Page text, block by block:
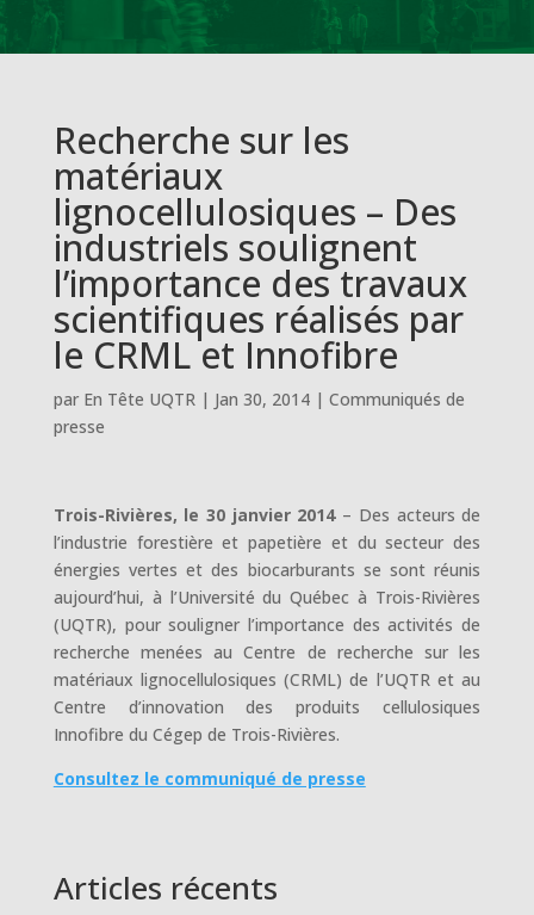
Recherche sur les
matériaux
lignocellulosiques – Des
industriels soulignent
l’importance des travaux
scientifiques réalisés par
le CRML et Innofibre
par En Tête UQTR| Jan 30, 2014| Communiqués de
presse
Trois-Rivières, le 30 janvier 2014– Des acteurs de
l’industrie forestière et papetière et du secteur des
énergies vertes et des biocarburants se sont réunis
aujourd’hui, à l’Université du Québec à Trois-Rivières
(UQTR), pour souligner l’importance des activités de
recherche menées au Centre de recherche sur les
matériaux lignocellulosiques (CRML) de l’UQTR et au
Centre d’innovation des produits cellulosiques
Innofibre du Cégep de Trois-Rivières.
Consultez le communiqué de presse
Articles récents